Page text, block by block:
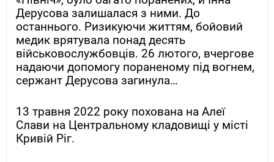
Дерусова залишалася з ними. До
останнього. Ризикуючи життям, бойовий
медик врятувала понад десять
військовослужбовців. 26 лютого, вчергове
надаючи допомогу пораненому під вогнем,
сержант Дерусова загинула…
13 травня 2022 року похована на Алеї
Слави на Центральному кладовищі у місті
Кривій Ріг.